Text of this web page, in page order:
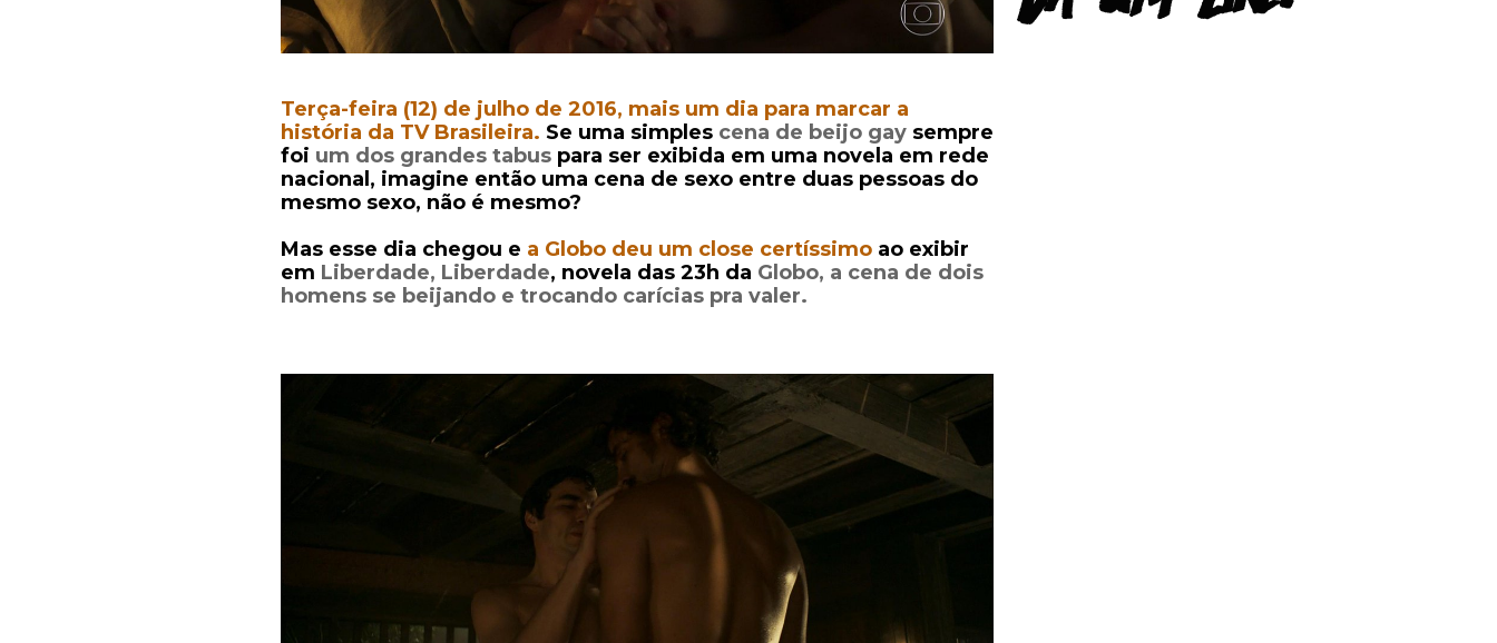
Terça-feira (12) de julho de 2016, mais um dia para marcar a
história da TV Brasileira. Se uma simples cena de beijo gay sempre
foi um dos grandes tabus para ser exibida em uma novela em rede
nacional, imagine então uma cena de sexo entre duas pessoas do
mesmo sexo, não é mesmo?
Mas esse dia chegou e a Globo deu um close certíssimo ao exibir
em Liberdade, Liberdade, novela das 23h da Globo, a cena de dois
homens se beijando e trocando carícias pra valer.